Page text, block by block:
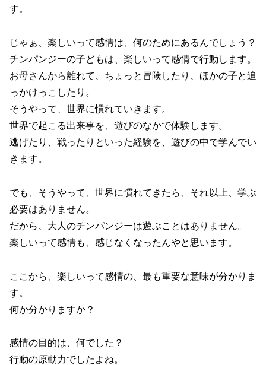
す。
じゃぁ、楽しいって感情は、何のためにあるんでしょう？
チンパンジーの子どもは、楽しいって感情で行動します。
お母さんから離れて、ちょっと冒険したり、ほかの子と追
っかけっこしたり。
そうやって、世界に慣れていきます。
世界で起こる出来事を、遊びのなかで体験します。
逃げたり、戦ったりといった経験を、遊びの中で学んでい
きます。
でも、そうやって、世界に慣れてきたら、それ以上、学ぶ
必要はありません。
だから、大人のチンパンジーは遊ぶことはありません。
楽しいって感情も、感じなくなったんやと思います。
ここから、楽しいって感情の、最も重要な意味が分かりま
す。
何か分かりますか？
感情の目的は、何でした？
行動の原動力でしたよね。